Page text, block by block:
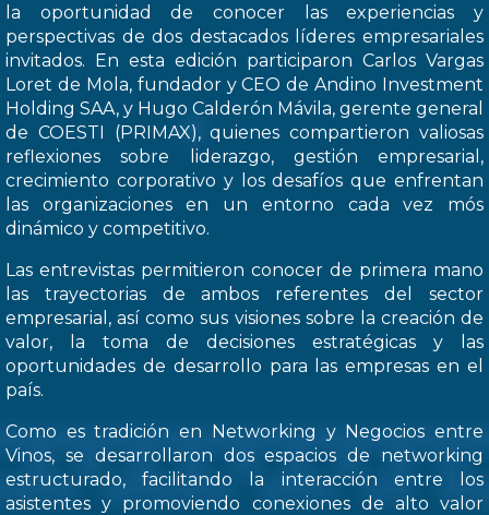
la oportunidad de conocer las experiencias y
perspectivas de dos destacados líderes empresariales
invitados. En esta edición participaron Carlos Vargas
Loret de Mola, fundador y CEO de Andino Investment
Holding SAA, y Hugo Calderón Mávila, gerente general
de COESTI (PRIMAX), quienes compartieron valiosas
reflexiones sobre liderazgo, gestión empresarial,
crecimiento corporativo y los desafíos que enfrentan
las organizaciones en un entorno cada vez mós
dinámico y competitivo.
Las entrevistas permitieron conocer de primera mano
las trayectorias de ambos referentes del sector
empresarial, así como sus visiones sobre la creación de
valor, la toma de decisiones estratégicas y las
oportunidades de desarrollo para las empresas en el
país.
Como es tradición en Networking y Negocios entre
Vinos, se desarrollaron dos espacios de networking
estructurado, facilitando la interacción entre los
asistentes y promoviendo conexiones de alto valor